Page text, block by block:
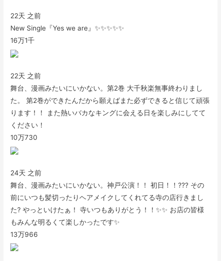
22天 之前
New Single『Yes we are』✨✨✨✨✨
16万1千
22天 之前
舞台、漫画みたいにいかない。第2巻 大千秋楽無事終わりまし
た。 第2巻ができたんだから願えばまた必ずできると信じて頑張
ります！！ また熱いバカなキングに会える日を楽しみにしてて
ください！
10万730
24天 之前
舞台、漫画みたいにいかない。神戸公演！！ 初日！！??? その
前にいつも髪切ったりヘアメイクしてくれてる寺の店行きまし
た? やっといけたぁ！ 寺いつもありがとう！！✨✨ お店の皆様
もみんな明るくて楽しかったです✨
13万966